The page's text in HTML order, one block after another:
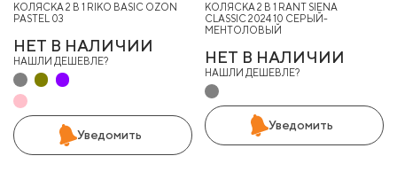
КОЛЯСКА 2 В 1 RIKO BASIC OZON
PASTEL 03
НЕТ В НАЛИЧИИ
НАШЛИ ДЕШЕВЛЕ?
Уведомить
КОЛЯСКА 2 В 1 RANT SIENA
CLASSIC 2024 10 СЕРЫЙ-
МЕНТОЛОВЫЙ
НЕТ В НАЛИЧИИ
НАШЛИ ДЕШЕВЛЕ?
Уведомить